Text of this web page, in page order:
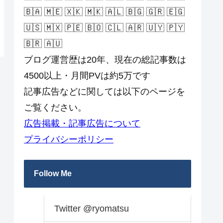
🇧🇦 🇲🇪 🇽🇰 🇲🇰 🇦🇱 🇧🇬 🇬🇷 🇪🇬
🇺🇸 🇲🇽 🇵🇪 🇧🇴 🇨🇱 🇦🇷 🇺🇾 🇵🇾
🇧🇷 🇦🇺
ブログ運営歴は20年、現在の総記事数は
4500以上・月間PVは約5万です
記事広告などに関しては以下のページを
ご覧ください。
広告掲載・記事広告について
プライバシーポリシー
Follow Me
Twitter @ryomatsu